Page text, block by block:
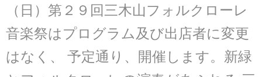
（日）第２９回三木山フォルクローレ
音楽祭はプログラム及び出店者に変更
はなく、 予定通り、開催します。新緑